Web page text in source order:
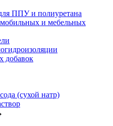
ППУ и полиуретана
и мебельных
добавок
(сухой натр)